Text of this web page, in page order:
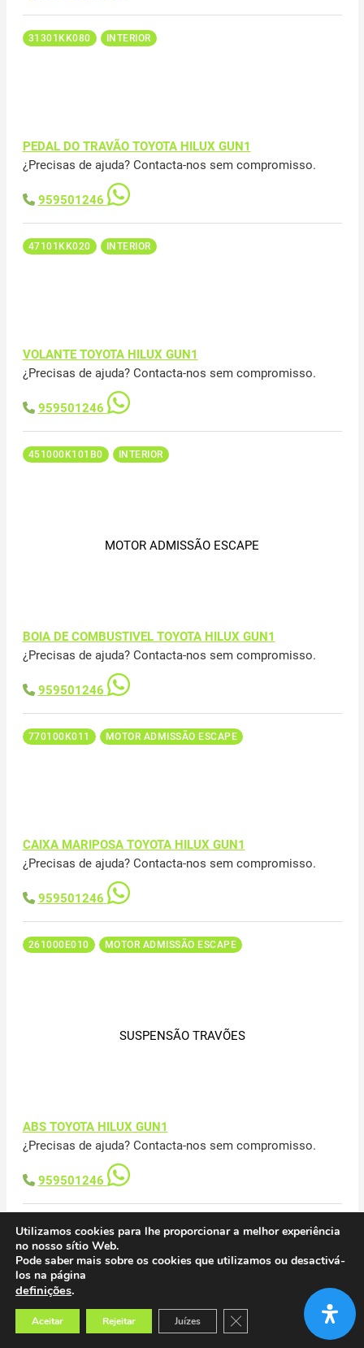
31301KK080 INTERIOR
PEDAL DO TRAVÃO TOYOTA HILUX GUN1
¿Precisas de ajuda? Contacta-nos sem compromisso.
959501246
47101KK020 INTERIOR
VOLANTE TOYOTA HILUX GUN1
¿Precisas de ajuda? Contacta-nos sem compromisso.
959501246
451000K101B0 INTERIOR
MOTOR ADMISSÃO ESCAPE
BOIA DE COMBUSTIVEL TOYOTA HILUX GUN1
¿Precisas de ajuda? Contacta-nos sem compromisso.
959501246
770100K011 MOTOR ADMISSÃO ESCAPE
CAIXA MARIPOSA TOYOTA HILUX GUN1
¿Precisas de ajuda? Contacta-nos sem compromisso.
959501246
261000E010 MOTOR ADMISSÃO ESCAPE
SUSPENSÃO TRAVÕES
ABS TOYOTA HILUX GUN1
¿Precisas de ajuda? Contacta-nos sem compromisso.
959501246
4454071060 SUSPENSÃO TRAVÕES
BOMBA DE TRAVÕES TOYOTA HILUX GUN1
Utilizamos cookies para lhe proporcionar a melhor experiência
no nosso sítio Web.
Pode saber mais sobre os cookies que utilizamos ou desactivá-
los na página
definições.
Aceitar Rejeitar Juízes Close GDPR Cookie Banner